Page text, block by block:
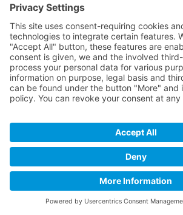
Office Dresden
Antonius Sachverständigen GmbH
Bergsiedlung 20 a
01108 Dresden
Tel:0351 8888 9920
Email:info@antonius-sv.de
Real Estate Valuation in Saxony and the
Datenschutz